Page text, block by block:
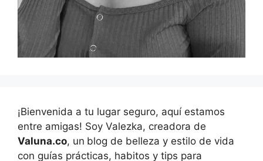
¡Bienvenida a tu lugar seguro, aquí estamos
entre amigas! Soy Valezka, creadora de
Valuna.co, un blog de belleza y estilo de vida
con guías prácticas, habitos y tips para